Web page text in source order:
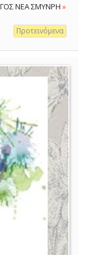
ΝΕΑ ΣΜΥΝΡΗ »
Προτεινόμενα